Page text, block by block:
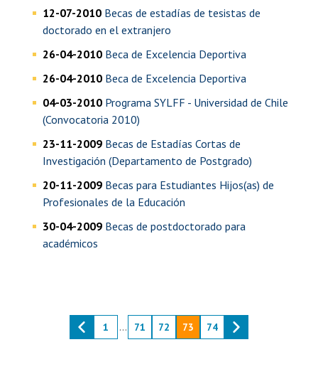
12-07-2010 Becas de estadías de tesistas de
doctorado en el extranjero
26-04-2010 Beca de Excelencia Deportiva
26-04-2010 Beca de Excelencia Deportiva
04-03-2010 Programa SYLFF - Universidad de Chile
(Convocatoria 2010)
23-11-2009 Becas de Estadías Cortas de
Investigación (Departamento de Postgrado)
20-11-2009 Becas para Estudiantes Hijos(as) de
Profesionales de la Educación
30-04-2009 Becas de postdoctorado para
académicos
1 ... 71 72 73 74